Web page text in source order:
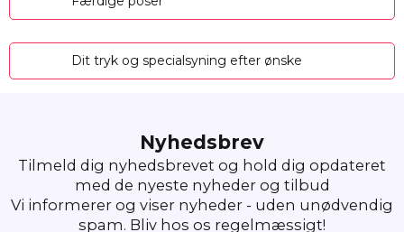
Dit tryk og specialsyning efter ønske
Nyhedsbrev
Tilmeld dig nyhedsbrevet og hold dig opdateret
med de nyeste nyheder og tilbud
Vi informerer og viser nyheder - uden unødvendig
spam. Bliv hos os regelmæssigt!